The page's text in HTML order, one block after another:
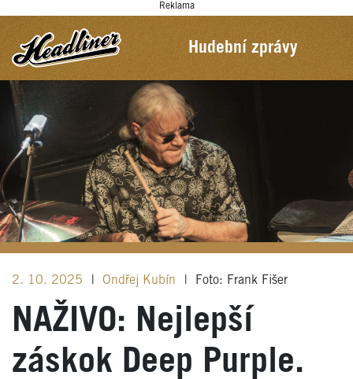
Reklama
Hudební zprávy
2. 10. 2025 Ondřej Kubín Foto: Frank Fišer
NAŽIVO: Nejlepší
záskok Deep Purple.